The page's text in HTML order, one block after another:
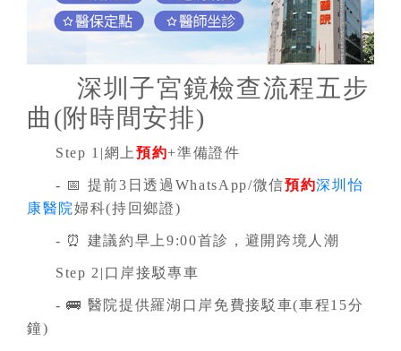
深圳子宮鏡檢查流程五步
曲(附時間安排)
Step 1|網上預約+準備證件
- 📅 提前3日透過 WhatsApp/微信預約深圳怡
康醫院婦科(持回鄉證)
- ⏰ 建議約早上9:00首診，避開跨境人潮
Step 2|口岸接駁專車
- 🚌 醫院提供羅湖口岸免費接駁車(車程15分
鐘)